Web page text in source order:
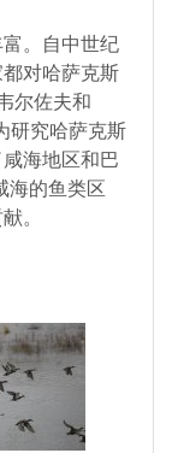
。自中世纪
对哈萨克斯
尔佐夫和
研究哈萨克斯
海地区和巴
海的鱼类区
。